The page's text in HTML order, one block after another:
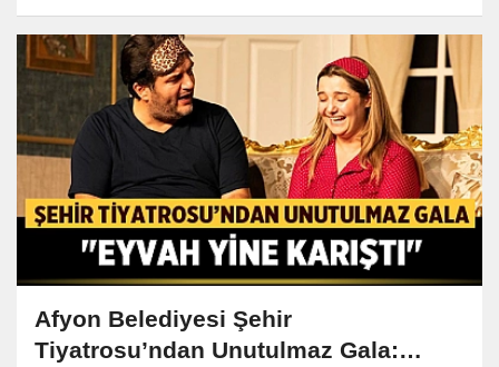
Afyon Belediyesi Şehir
Tiyatrosu’ndan Unutulmaz Gala: